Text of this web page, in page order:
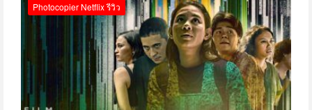
Photocopier Netflix รีวิว